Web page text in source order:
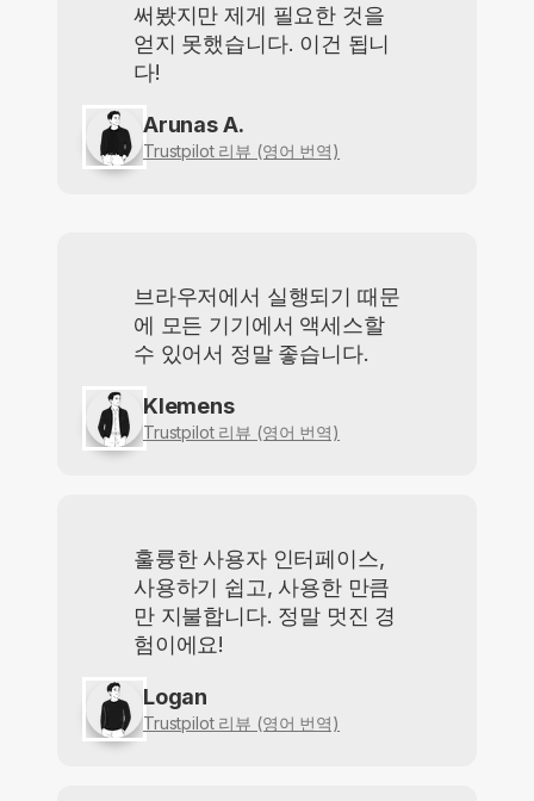
써봤지만 제게 필요한 것을
얻지 못했습니다. 이건 됩니
다!
Arunas A.
Trustpilot 리뷰 (영어 번역)
브라우저에서 실행되기 때문
에 모든 기기에서 액세스할
수 있어서 정말 좋습니다.
Klemens
Trustpilot 리뷰 (영어 번역)
훌륭한 사용자 인터페이스,
사용하기 쉽고, 사용한 만큼
만 지불합니다. 정말 멋진 경
험이에요!
Logan
Trustpilot 리뷰 (영어 번역)